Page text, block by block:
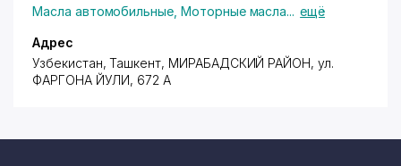
Масла автомобильные Моторные масла... ещё
Адрес
Узбекистан, Ташкент, МИРАБАДСКИЙ РАЙОН, ул.
ФАРГОНА ЙУЛИ, 672 А